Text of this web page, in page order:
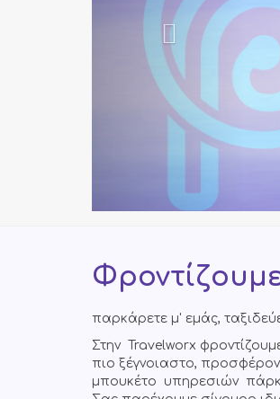
παρκάρετε μ' εμάς,
Στην Travelworx
πιο ξέγνοιαστο,
μπουκέτο υπηρεσιών